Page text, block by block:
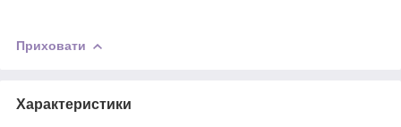
Приховати
Характеристики